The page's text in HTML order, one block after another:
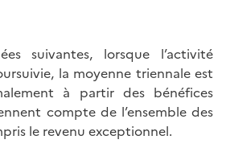
suivantes, lorsque l’activité
la moyenne triennale est
à partir des bénéfices
compte de l’ensemble des
le revenu exceptionnel.